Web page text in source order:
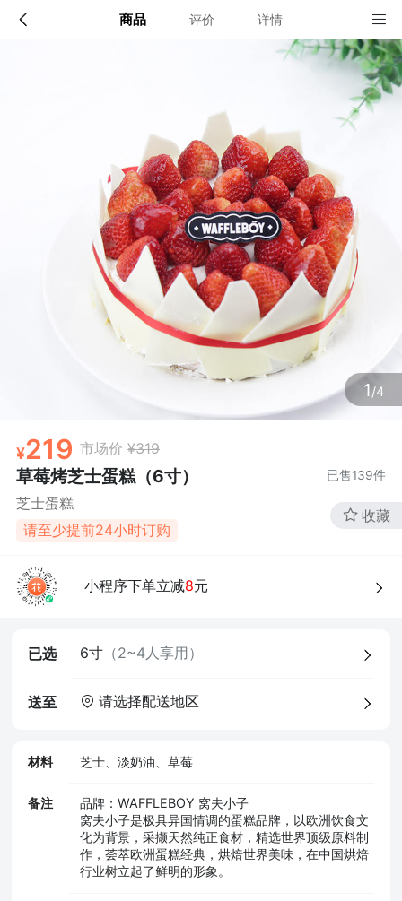
商品 评价 详情
1/4
219 市场价 ¥319
草莓烤芝士蛋糕（6寸） 已售139件
芝士蛋糕
请至少提前24小时订购
收藏
小程序下单立减8元
已选 6寸（2~4人享用）
送至 请选择配送地区
材料 芝士、淡奶油、草莓
备注
品牌：WAFFLEBOY 窝夫小子
窝夫小子是极具异国情调的蛋糕品牌，以欧洲饮食文
化为背景，采撷天然纯正食材，精选世界顶级原料制
作，荟萃欧洲蛋糕经典，烘焙世界美味，在中国烘焙
行业树立起了鲜明的形象。
配送说明
北京（仅限配送六环内，六环外不配送）
确定
店铺信息
北京市朝阳区朝阳门外大街20号1幢9层912室
4、食品经营许可证